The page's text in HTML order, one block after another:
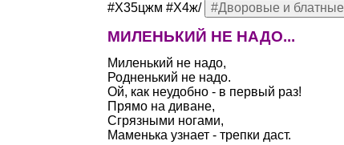
#Х35цжм #Х4ж/ #Дворовые и блатные
МИЛЕНЬКИЙ НЕ НАДО...
Миленький не надо,
Родненький не надо.
Ой, как неудобно - в первый раз!
Прямо на диване,
Сгрязными ногами,
Маменька узнает - трепки даст.